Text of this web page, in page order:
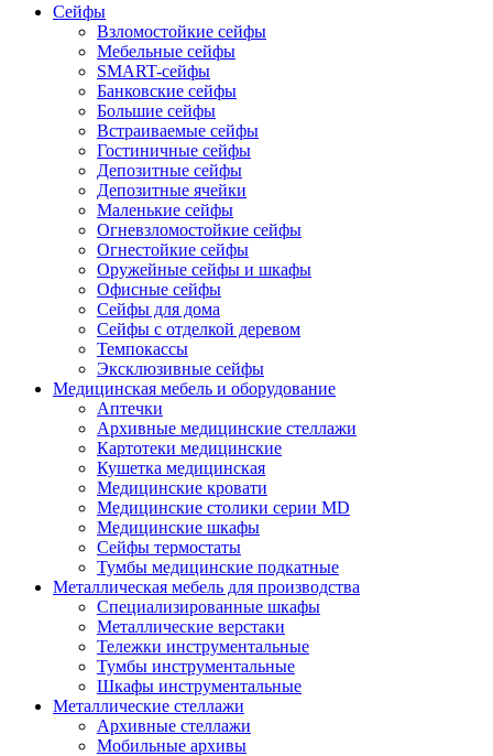
Сейфы
Взломостойкие сейфы
Мебельные сейфы
SMART-сейфы
Банковские сейфы
Большие сейфы
Встраиваемые сейфы
Гостиничные сейфы
Депозитные сейфы
Депозитные ячейки
Маленькие сейфы
Огневзломостойкие сейфы
Огнестойкие сейфы
Оружейные сейфы и шкафы
Офисные сейфы
Сейфы для дома
Сейфы с отделкой деревом
Темпокассы
Эксклюзивные сейфы
Медицинская мебель и оборудование
Аптечки
Архивные медицинские стеллажи
Картотеки медицинские
Кушетка медицинская
Медицинские кровати
Медицинские столики серии MD
Медицинские шкафы
Сейфы термостаты
Тумбы медицинские подкатные
Металлическая мебель для производства
Cпециализированные шкафы
Металлические верстаки
Тележки инструментальные
Тумбы инструментальные
Шкафы инструментальные
Металлические стеллажи
Архивные стеллажи
Мобильные архивы